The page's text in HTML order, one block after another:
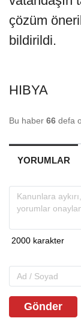
çözüm
bildirildi.
HIBYA
Bu haber 66 defa
YORUMLAR
Gönder